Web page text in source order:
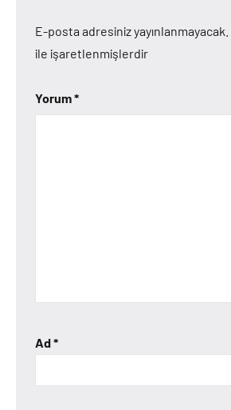
E-posta adresiniz yayınlanmayacak.
ile işaretlenmişlerdir
Yorum*
Ad*